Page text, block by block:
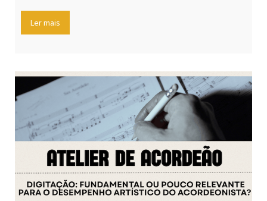
Ler mais